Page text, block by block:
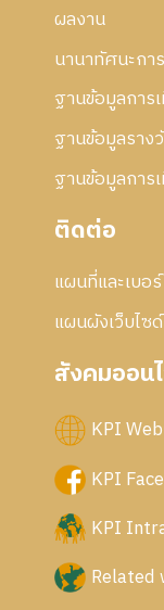
ผลงาน
นานาทัศนะกา
ฐานข้อมูลการ
ฐานข้อมูลราง
ฐานข้อมูลการ
ติดต่อ
แผนที่และเบอ
แผนผังเว็บไซด์
สังคมออน
KPI
KPI
KPI
Related